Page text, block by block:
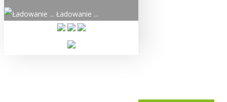
Ładowanie ...